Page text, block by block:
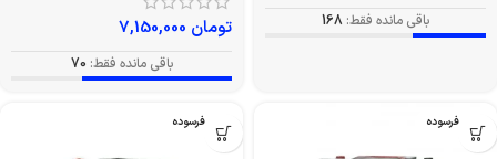
باقی مانده فقط: 168 تومان
باقی مانده فقط: 70
بدون فرسوده بدون فرسوده